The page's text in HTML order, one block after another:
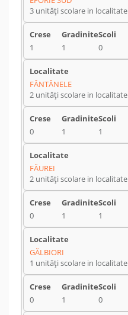
3 unități scolare in localitate
1 1 0
FÂNTÂNELE
2 unități scolare in localitate
0 1 1
FĂUREI
2 unități scolare in localitate
0 1 1
GĂLBIORI
1 unități scolare in localitate
0 1 0